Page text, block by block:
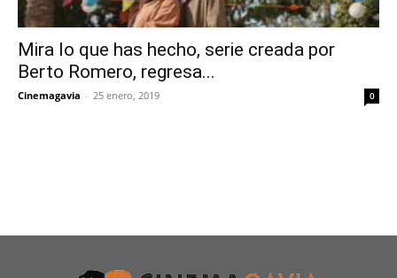
Mira lo que has hecho, serie creada por
Berto Romero, regresa...
Cinemagavia - 25 enero, 2019 0